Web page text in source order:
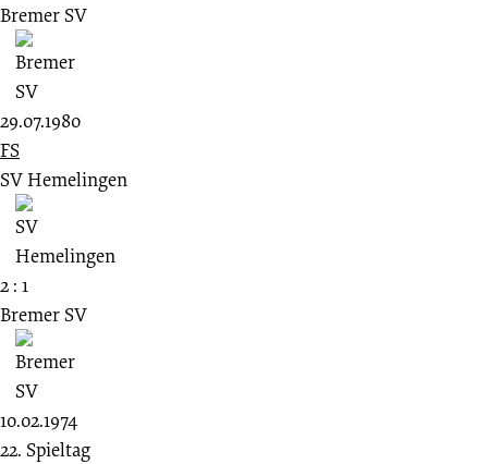
Bremer SV
29.07.1980
FS
SV Hemelingen
2 : 1
Bremer SV
10.02.1974
22. Spieltag